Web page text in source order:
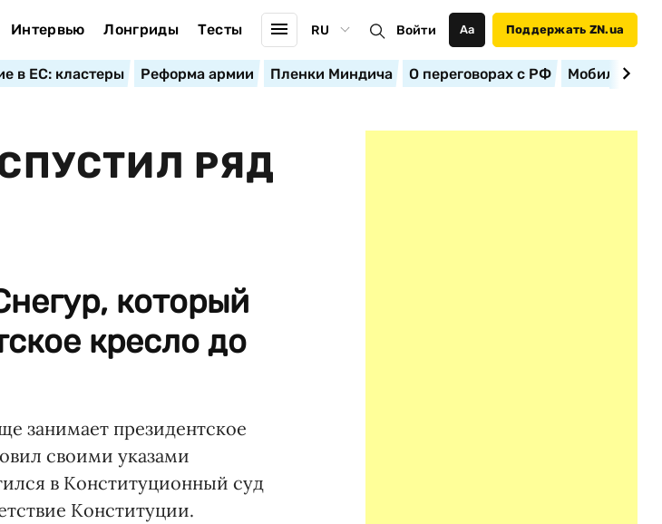
Интервью Лонгриды Тесты RU Войти Аа Поддержать ZN.ua
в ЕС: кластеры Реформа армии Пленки Миндича О переговорах с РФ
РЯД
который
кресло до
занимает президентское
своими указами
в Конституционный суд
Конституции.